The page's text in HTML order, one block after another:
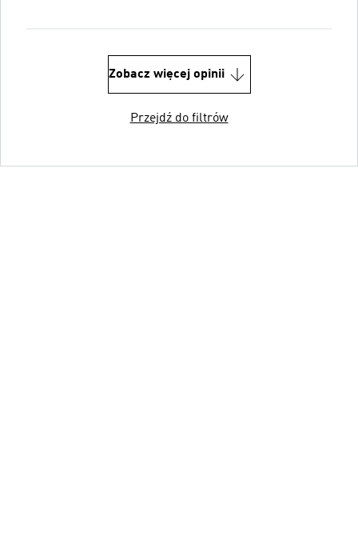
Zobacz więcej opinii
Przejdź do filtrów